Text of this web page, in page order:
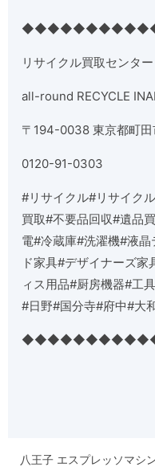
リサイクル買取センター
all-round RECYCLE
〒 194-0038東京都町
0120-91-0303
#リサイクル#リサイク
買取#不要品回収#遺品
電#冷蔵庫#洗濯機#液晶
ド家具#デザイナーズ家
ィス用品#厨房機器#工
#日野#国分寺#府中#大
八王子 エスプレッソマシ